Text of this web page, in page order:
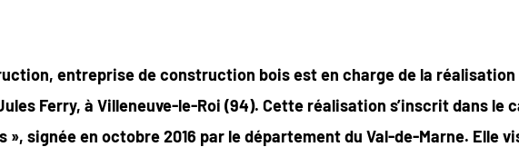
entreprise de construction bois est en charge de la
Ferry, à Villeneuve-le-Roi (94). Cette réalisation s’inscrit dans
», signée en octobre 2016 par le département du Val-de-Marne. Elle